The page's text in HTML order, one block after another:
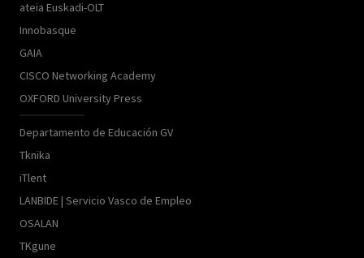
ateia Euskadi-OLT
Innobasque
GAIA
CISCO Networking Academy
OXFORD University Press
Departamento de Educación GV
Tknika
iTlent
LANBIDE | Servicio Vasco de Empleo
OSALAN
TKgune